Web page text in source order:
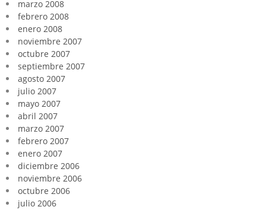
marzo 2008
febrero 2008
enero 2008
noviembre 2007
octubre 2007
septiembre 2007
agosto 2007
julio 2007
mayo 2007
abril 2007
marzo 2007
febrero 2007
enero 2007
diciembre 2006
noviembre 2006
octubre 2006
julio 2006